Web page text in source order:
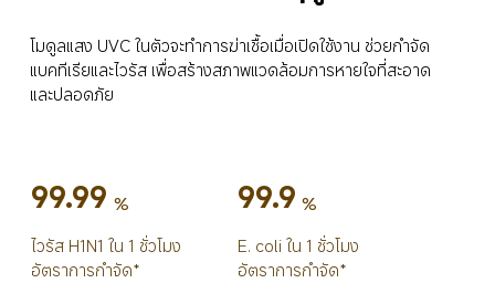
โมดูลแสง UVC ในตัวจะทำการฆ่าเชื้อเมื่อเปิดใช้งาน ช่วยกำจัด
แบคทีเรียและไวรัส เพื่อสร้างสภาพแวดล้อมการหายใจที่สะอาด
และปลอดภัย
99.99 %
ไวรัส H1N1 ใน 1 ชั่วโมง
อัตราการกำจัด*
99.9 %
E. coli ใน 1 ชั่วโมง
อัตราการกำจัด*